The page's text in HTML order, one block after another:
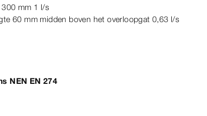
mm 1 l/s
60 mm midden boven het overloopgat 0,63 l/s
NEN EN 274